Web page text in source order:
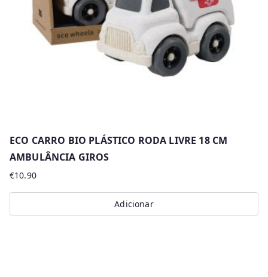
ECO CARRO BIO PLÁSTICO RODA LIVRE 18 CM
AMBULÂNCIA GIROS
€10.90
Adicionar